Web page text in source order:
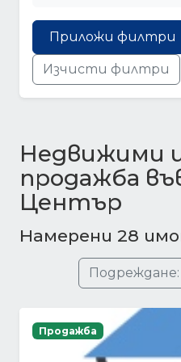
Приложи филтри
Изчисти филтри
Недвижими
продажба
Център
Намерени 28
Подреждане:
Продажба